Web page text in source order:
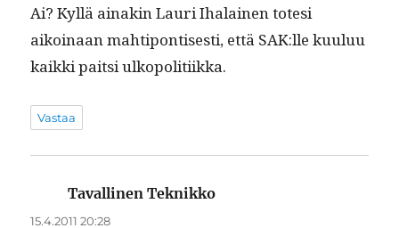
Ai? Kyl­lä ainakin Lau­ri Iha­lainen tote­si
aikoinaan mahtipon­tis­es­ti, että SAK:lle kuu­luu
kaik­ki pait­si ulkopolitiikka.
Vastaa
Tavallinen Teknikko
15.4.2011 20:28